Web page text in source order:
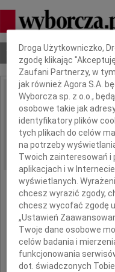
Nekrologi Odeszli
IMIĘ I NAZWISKO:
REGION: Białystok
DATA EMISJI:
Dbamy o Twoją
Droga Użytkowniczko,
zgodę klikając
Zaufani Partnerzy, w
jak również Agora S.A.
Wyborcza sp. z o.o.,
osobowe takie jak
identyfikatory plików
tych plikach do celów
na potrzeby
Twoich zainteresowań i
aplikacjach i w
wyświetlanych.
chcesz wyrazić zgody,
chcesz wycofać zgodę
„Ustawień
Twoje dane osobowe
celów badania i
funkcjonowania
dot. świadczonych